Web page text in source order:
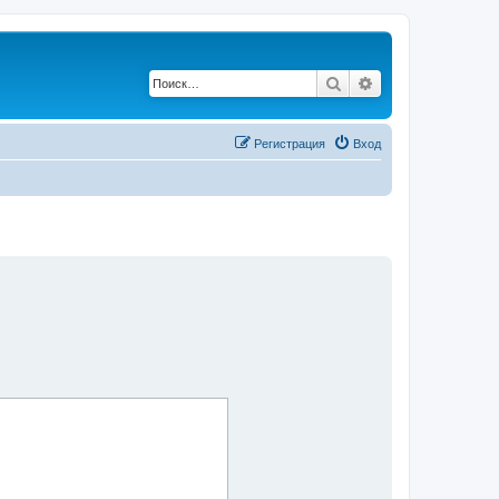
Поиск
Вход
Регистрация